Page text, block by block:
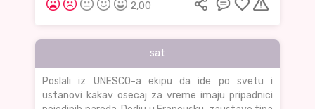
2,00
sat
Poslali iz UNESCO-a ekipu da ide po svetu i
ustanovi kakav osecaj za vreme imaju pripadnici